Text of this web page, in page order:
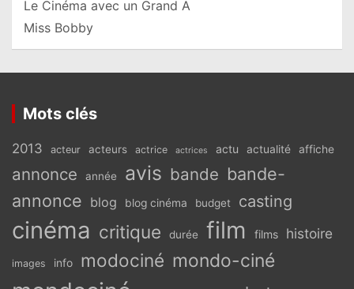
Le Cinéma avec un Grand A
Miss Bobby
Mots clés
2013 acteur acteurs actrice actrices actu actualité affiche
annonce année avis bande bande-
annonce blog blog cinéma budget casting
cinéma critique durée film films histoire
images info modociné mondo-ciné